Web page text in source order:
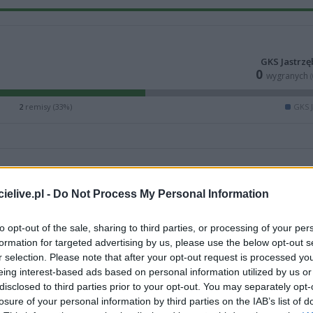
- Do Not Process My Personal Information
opt-out of the sale, sharing to third parties, or processing of your
for targeted advertising by us, please use the below opt-out
selection. Please note that after your opt-out request is processed
interest-based ads based on personal information utilized by us
to third parties prior to your opt-out. You may separately
of your personal information by third parties on the IAB’s list of
GKS
0 wygranych
2remisy (33%) GKS